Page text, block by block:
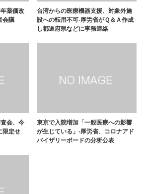
薬価改
会議
台湾からの医療機器支援、対象外施
設への転用不可-厚労省がＱ＆Ａ作成
し都道府県などに事務連絡
会、今
限定せ
東京で入院増加「一般医療への影響
が生じている」-厚労省、コロナアド
バイザリーボードの分析公表